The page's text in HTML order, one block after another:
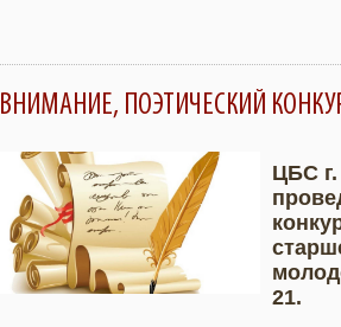
ВНИМАНИЕ, ПОЭТИЧЕСКИЙ
Подробнее
ЦБС
21.